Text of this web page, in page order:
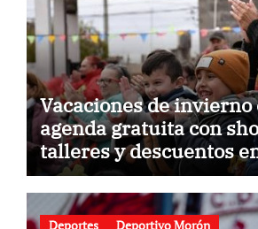
Vacaciones de invierno
agenda gratuita con
talleres y descuentos
gastronomía
Deportes Deportivo Morón